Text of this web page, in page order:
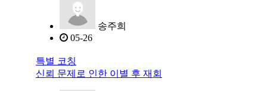
송주희
05-26
특별 코칭
신뢰 문제로 인한 이별 후 재회